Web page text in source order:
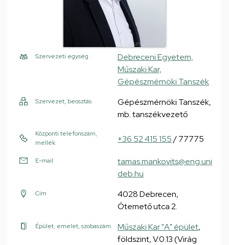
Szervezeti egység
Debreceni Egyetem,
Műszaki Kar,
Gépészmérnöki Tanszék
Szervezet, beosztás
Gépészmérnöki Tanszék,
mb. tanszékvezető
Központi telefonszám,
mellék
+36 52 415 155/ 77775
E-mail
tamas.mankovits@eng.uni
deb.hu
Cím
4028 Debrecen,
Ótemető utca 2.
Épület, emelet, szobaszám Műszaki Kar "A" épület,
földszint, V.0.13 (Virág